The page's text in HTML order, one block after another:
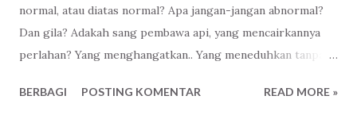
sekaliii... salah satunya, aku bahagia bisa menjadi aku yang
sekarang sekarang ini,". jawabku sekenanya. "Apa yang kamu
bahagiakan dari hidupmu yang seka...
normal, atau diatas normal? Apa jangan-jangan abnormal?
Dan gila? Adakah sang pembawa api, yang mencairkannya
perlahan? Yang menghangatkan.. Yang meneduhkan tanpa
benar dia? Atau dia yang lainnya? Aku takut sesat
BERBAGI POSTING KOMENTAR READ MORE »